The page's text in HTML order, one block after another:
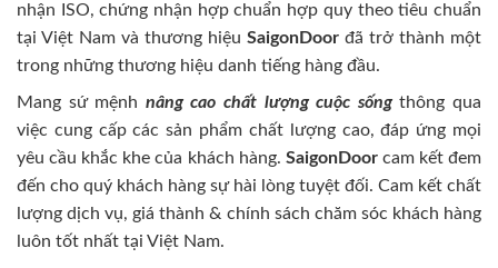
nhận ISO, chứng nhận hợp chuẩn hợp quy theo tiêu chuẩn
tại Việt Nam và thương hiệu SaigonDoor đã trở thành một
trong những thương hiệu danh tiếng hàng đầu.
Mang sứ mệnh nâng cao chất lượng cuộc sốngthông qua
việc cung cấp các sản phẩm chất lượng cao, đáp ứng mọi
yêu cầu khắc khe của khách hàng. SaigonDoorcam kết đem
đến cho quý khách hàng sự hài lòng tuyệt đối. Cam kết chất
lượng dịch vụ, giá thành & chính sách chăm sóc khách hàng
luôn tốt nhất tại Việt Nam.